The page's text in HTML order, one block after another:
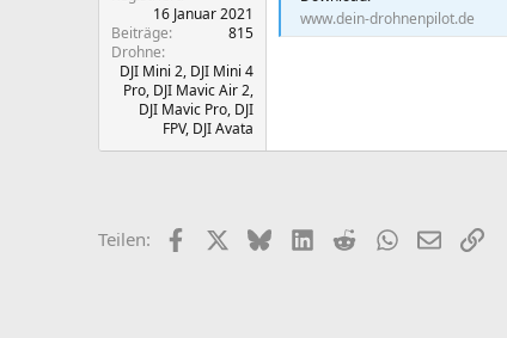
16 Januar 2021
Beiträge
815
Drohne
DJI Mini 2, DJI Mini 4
Pro, DJI Mavic Air 2,
DJI Mavic Pro, DJI
FPV, DJI Avata
www.dein-drohnenpilot.de
Teilen: Facebook BlueskyLinkedInRedditWhatsApp
E-MailLink